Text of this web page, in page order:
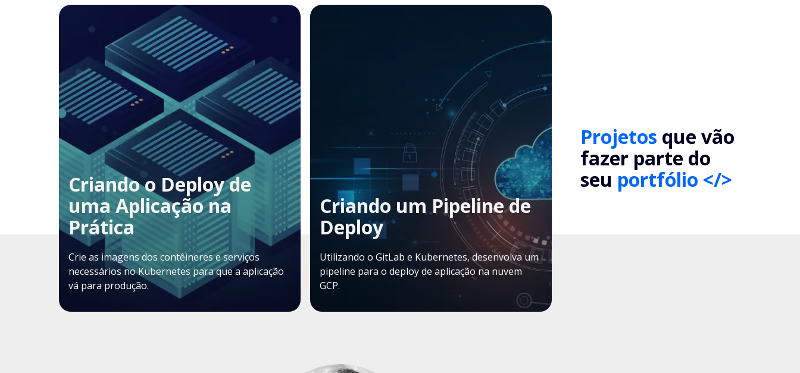
Projetos que vão
fazer parte do
seu portfólio </>
Criando o Deploy de
uma Aplicação na
Prática
Crie as imagens dos contêineres e serviços
necessários no Kubernetes para que a aplicação
vá para produção.
Criando um Pipeline de
Deploy
Utilizando o GitLab e Kubernetes, desenvolva um
pipeline para o deploy de aplicação na nuvem
GCP.